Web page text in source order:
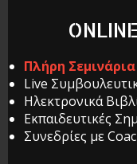
Αν τώρα
ONLINE
Πλήρη
Live
Ηλεκτρονικά
Εκπαιδευτικές
Συνεδρίες με